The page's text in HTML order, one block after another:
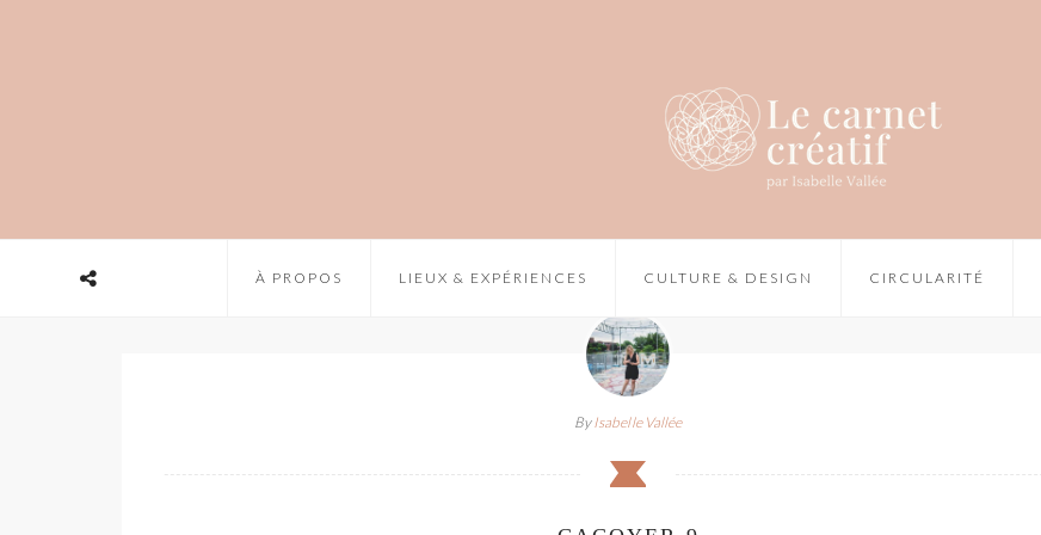
À PROPOS LIEUX & EXPÉRIENCES CULTURE & DESIGN CIRCULARITÉ
ByIsabelle Vallée